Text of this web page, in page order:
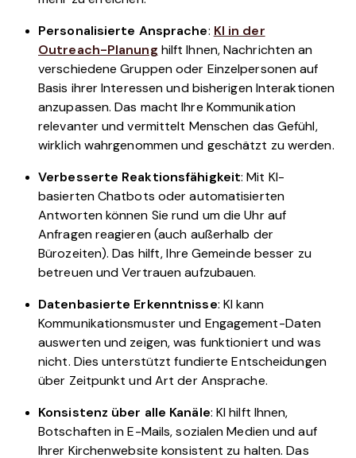
Personalisierte Ansprache: KI in der
Outreach-Planung hilft Ihnen, Nachrichten an
verschiedene Gruppen oder Einzelpersonen auf
Basis ihrer Interessen und bisherigen Interaktionen
anzupassen. Das macht Ihre Kommunikation
relevanter und vermittelt Menschen das Gefühl,
wirklich wahrgenommen und geschätzt zu werden.
Verbesserte Reaktionsfähigkeit: Mit KI-
basierten Chatbots oder automatisierten
Antworten können Sie rund um die Uhr auf
Anfragen reagieren (auch außerhalb der
Bürozeiten). Das hilft, Ihre Gemeinde besser zu
betreuen und Vertrauen aufzubauen.
Datenbasierte Erkenntnisse: KI kann
Kommunikationsmuster und Engagement-Daten
auswerten und zeigen, was funktioniert und was
nicht. Dies unterstützt fundierte Entscheidungen
über Zeitpunkt und Art der Ansprache.
Konsistenz über alle Kanäle: KI hilft Ihnen,
Botschaften in E-Mails, sozialen Medien und auf
Ihrer Kirchenwebsite konsistent zu halten. Das